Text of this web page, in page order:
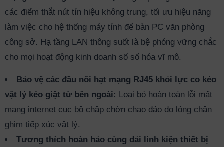
các điểm thắt nút tín hiệu không trung, tối ưu hiệu năng
làm việc cho hệ thống máy tính để bàn PC văn phòng
công sở. Hạ tầng LAN thông suốt là bệ phóng vững chắc
cho mọi hoạt động kinh doanh số số hóa vĩ mô.
Bảo vệ các đầu nối hạt mạng RJ45 khỏi lực co kéo
vật lý kéo giật từ bên ngoài: Loại bỏ hoàn toàn lỗi mất
mạng internet cục bộ chập chờn chao đảo do lỏng chân
ghim tiếp xúc vật lý.
Tương thích hoàn hảo cùng dải linh kiện thiết bị